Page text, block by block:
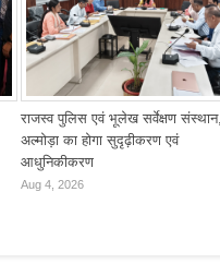
राजस्व पुलिस एवं भूलेख सर्वेक्षण संस्थान,
अल्मोड़ा का होगा सुदृढ़ीकरण एवं
आधुनिकीकरण
Aug 4, 2026